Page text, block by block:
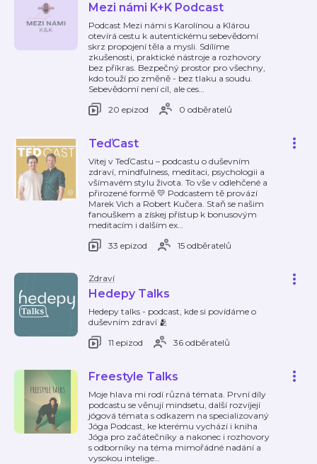
Mezi námi K+K Podcast
Podcast Mezi námi s Karolínou a Klárou
otevírá cestu k autentickému sebevědomí
skrz propojení těla a mysli. Sdílíme
zkušenosti, praktické nástroje a rozhovory
bez příkras. Bezpečný prostor pro všechny,
kdo touží po změně - bez tlaku a soudu.
Sebevědomí není cíl, ale ces…
20 epizod
0 odběratelů
TeďCast
Vítej v TeďCastu – podcastu o duševním
zdraví, mindfulness, meditaci, psychologii a
všímavém stylu života. To vše v odlehčené a
přirozené formě 💛 Podcastem tě provází
Marek Vich a Robert Kučera. Staň se našim
fanouškem a získej přístup k bonusovým
meditacím i dalším ex…
33 epizod
15 odběratelů
Zdraví
Hedepy Talks
Hedepy talks - podcast, kde si povídáme o
duševním zdraví 🫂
11 epizod
36 odběratelů
Freestyle Talks
Moje hlava mi rodí různá témata. První díly
podcastu se věnují mindsetu, další rozvíjejí
jógová témata s odkazem na specializovaný
Jóga Podcast, ke kterému vychází i kniha
Jóga pro začátečníky a nakonec i rozhovory
s odborníky na téma mimořádné nadání a
vysokou intelige…